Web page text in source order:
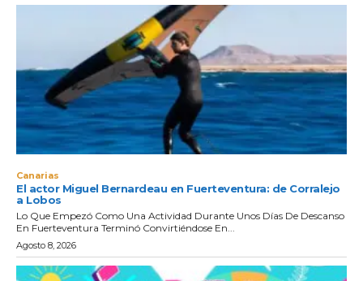
Canarias
El actor Miguel Bernardeau en Fuerteventura: de Corralejo
a Lobos
Lo Que Empezó Como Una Actividad Durante Unos Días De Descanso
En Fuerteventura Terminó Convirtiéndose En...
Agosto 8, 2026